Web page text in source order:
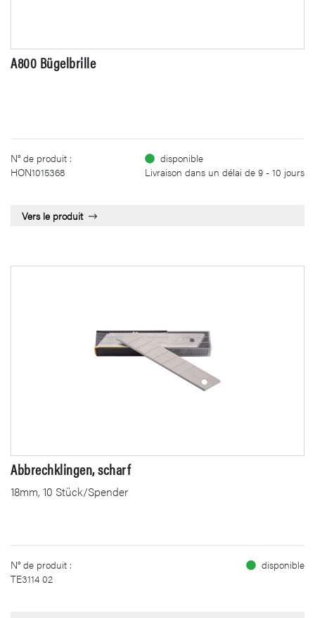
A800 Bügelbrille
N° de produit :
HON1015368
disponible
Livraison dans un délai de 9 - 10 jours
Vers le produit
Abbrechklingen, scharf
18mm, 10 Stück/Spender
N° de produit :
TE3114 02
disponible